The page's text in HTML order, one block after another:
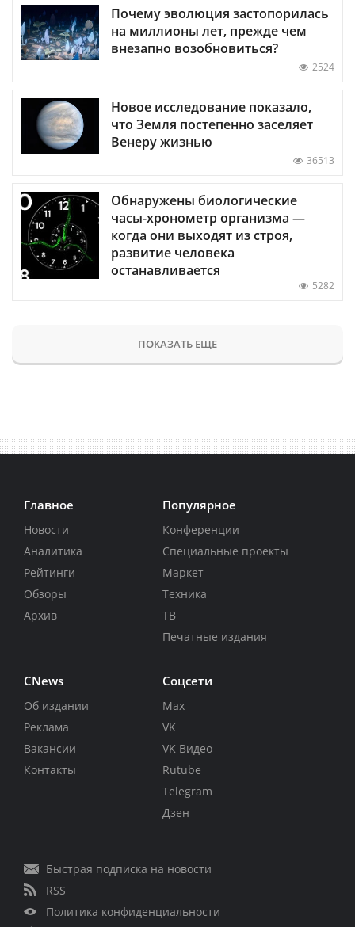
Почему эволюция застопорилась
на миллионы лет, прежде чем
внезапно возобновиться?
2524
Новое исследование показало,
что Земля постепенно заселяет
Венеру жизнью
36513
Обнаружены биологические
часы-хронометр организма —
когда они выходят из строя,
развитие человека
останавливается
5282
ПОКАЗАТЬ ЕЩЕ
Главное
Новости
Аналитика
Рейтинги
Обзоры
Архив
Популярное
Конференции
Специальные проекты
Маркет
Техника
ТВ
Печатные издания
CNews
Об издании
Реклама
Вакансии
Контакты
Соцсети
Max
VK
VK Видео
Rutube
Telegram
Дзен
Быстрая подписка на новости
RSS
Политика конфиденциальности